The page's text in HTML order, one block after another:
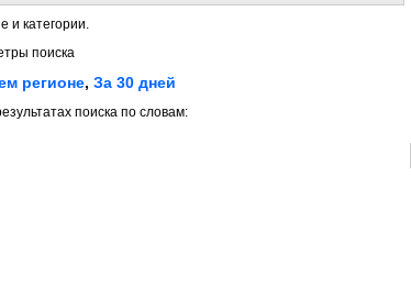
и категории.
поиска
регионе, За 30 дней
поиска по словам: